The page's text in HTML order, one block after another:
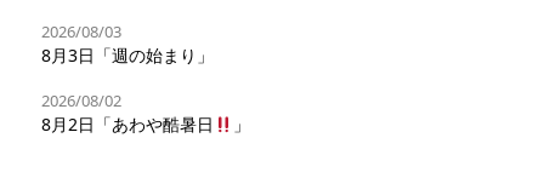
2026/08/03
8月3日「週の始まり」
2026/08/02
8月2日「あわや酷暑日 」